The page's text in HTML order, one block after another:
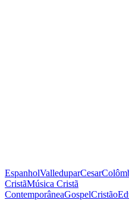
EspanholValleduparCesar
CristãMúsica Cristã
ContemporâneaGospelCristão